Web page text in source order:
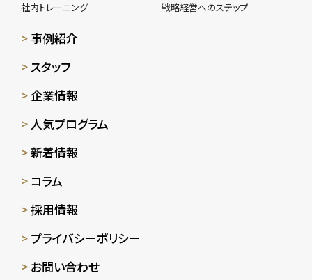
社内トレーニング
戦略経営へのステップ
事例紹介
スタッフ
企業情報
人気プログラム
新着情報
コラム
採用情報
プライバシーポリシー
お問い合わせ